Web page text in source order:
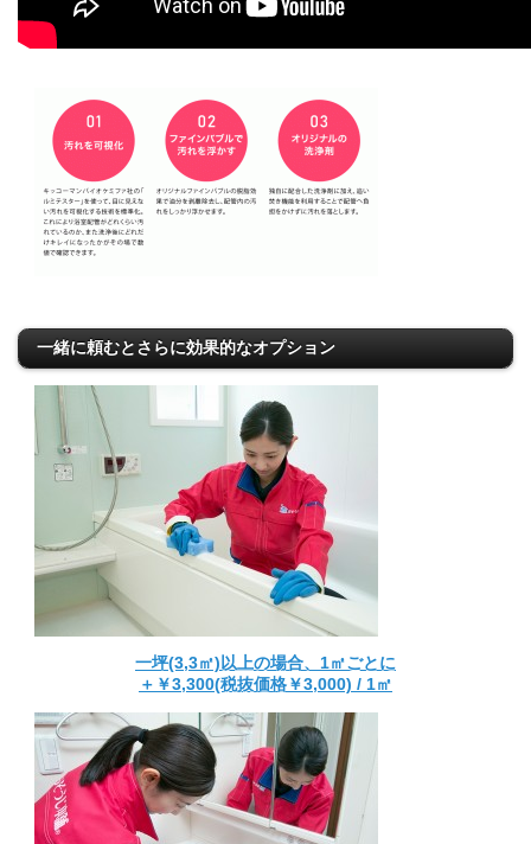
一緒に頼むとさらに効果的なオプション
一坪(3,3㎡)以上の場合、1㎡ごとに
＋￥3,300(税抜価格￥3,000) / 1㎡